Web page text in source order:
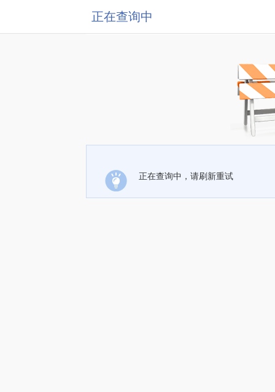
正在查询中
正在查询中，请刷新重试